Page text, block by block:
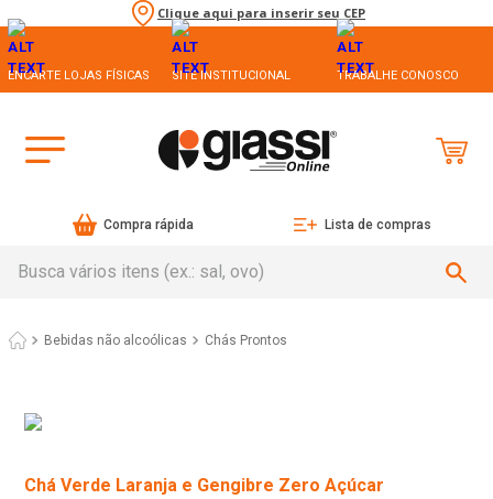
Clique aqui para inserir seu CEP
ENCARTE LOJAS FÍSICAS SITE INSTITUCIONAL TRABALHE CONOSCO
Compra rápida Lista de compras
Bebidas não alcoólicas Chás Prontos
Chá Verde Laranja e Gengibre Zero Açúcar